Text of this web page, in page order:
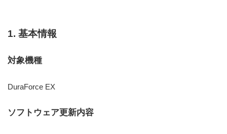
1. 基本情報
対象機種
DuraForce EX
ソフトウェア更新内容